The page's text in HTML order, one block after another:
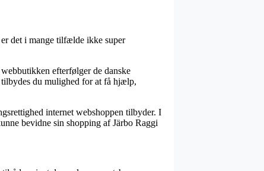
det i mange tilfælde ikke super
efterfølger de danske
du mulighed for at få hjælp,
internet webshoppen tilbyder. I
bevidne sin shopping af Järbo Raggi